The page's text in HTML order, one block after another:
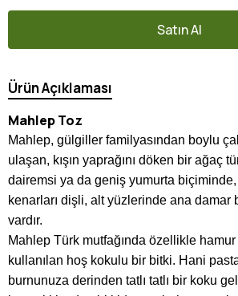
Satın Al
Ürün Açıklaması
Mahlep Toz
Mahlep, gülgiller familyasından boylu
ulaşan, kışın yaprağını döken bir ağaç
dairemsi ya da geniş yumurta biçiminde,
kenarları dişli, alt yüzlerinde ana damar
vardır.
Mahlep Türk mutfağında özellikle
kullanılan hoş kokulu bir bitki. Hani
burnunuza derinden tatlı tatlı bir koku